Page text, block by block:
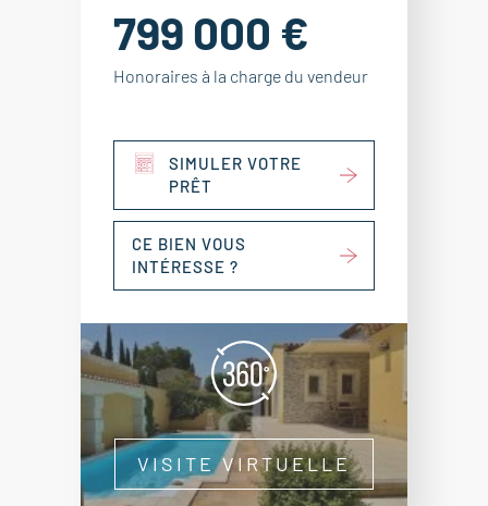
799 000 €
Honoraires à la charge du vendeur
SIMULER VOTRE
PRÊT
CE BIEN VOUS
INTÉRESSE ?
VISITE VIRTUELLE